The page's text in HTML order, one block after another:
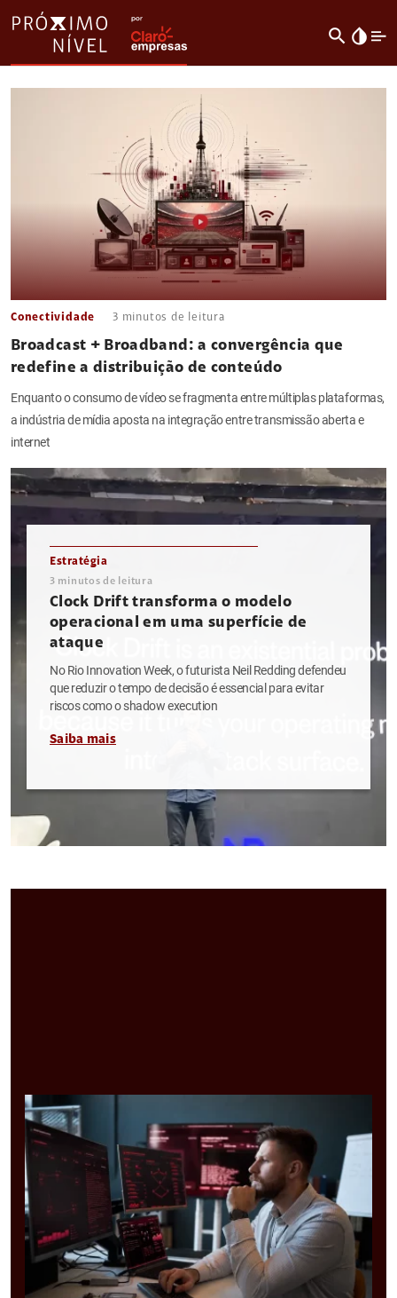
search invert_colors
Conectividade 3 minutos de leitura
Broadcast + Broadband: a convergência que
redefine a distribuição de conteúdo
Enquanto o consumo de vídeo se fragmenta entre múltiplas plataformas,
a indústria de mídia aposta na integração entre transmissão aberta e
internet
Estratégia
3 minutos de leitura
Clock Drift transforma o modelo
operacional em uma superfície de
ataque
No Rio Innovation Week, o futurista Neil Redding defendeu
que reduzir o tempo de decisão é essencial para evitar
riscos como o shadow execution
Saiba mais